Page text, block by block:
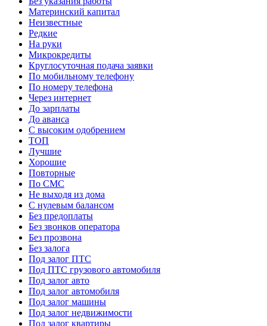
Материнский капитал
Неизвестные
Редкие
На руки
Микрокредиты
Круглосуточная подача заявки
По мобильному телефону
По номеру телефона
Через интернет
До зарплаты
До аванса
С высоким одобрением
ТОП
Лучшие
Хорошие
Повторные
По СМС
Не выходя из дома
С нулевым балансом
Без предоплаты
Без звонков оператора
Без прозвона
Без залога
Под залог ПТС
Под ПТС грузового автомобиля
Под залог авто
Под залог автомобиля
Под залог машины
Под залог недвижимости
Под залог квартиры